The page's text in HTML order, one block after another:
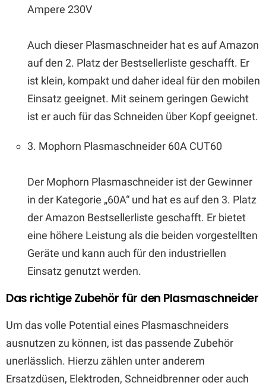
Ampere 230V
Auch dieser Plasmaschneider hat es auf Amazon
auf den 2. Platz der Bestsellerliste geschafft. Er
ist klein, kompakt und daher ideal für den mobilen
Einsatz geeignet. Mit seinem geringen Gewicht
ist er auch für das Schneiden über Kopf geeignet.
3. Mophorn Plasmaschneider 60A CUT60
Der Mophorn Plasmaschneider ist der Gewinner
in der Kategorie „60A“ und hat es auf den 3. Platz
der Amazon Bestsellerliste geschafft. Er bietet
eine höhere Leistung als die beiden vorgestellten
Geräte und kann auch für den industriellen
Einsatz genutzt werden.
Das richtige Zubehör für den Plasmaschneider
Um das volle Potential eines Plasmaschneiders
ausnutzen zu können, ist das passende Zubehör
unerlässlich. Hierzu zählen unter anderem
Ersatzdüsen, Elektroden, Schneidbrenner oder auch